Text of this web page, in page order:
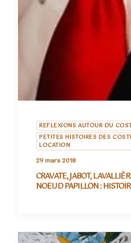
REFLEXIONS AUTOUR DU
PETITES HISTOIRES DES
LOCATION
29 mars 2018
CRAVATE, JABOT,
NOEUD PAPILLON :